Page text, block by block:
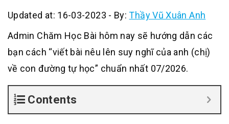
Updated at: 16-03-2023 - By:Thầy Vũ Xuân Anh
Admin Chăm Học Bài hôm nay sẽ hướng dẫn các
bạn cách “viết bài nêu lên suy nghĩ của anh (chị)
về con đường tự học” chuẩn nhất 07/2026.
Contents